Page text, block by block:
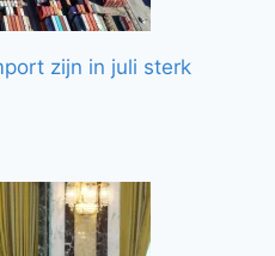
zijn in juli sterk